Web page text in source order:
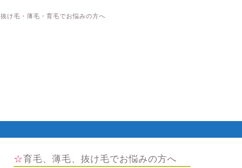
抜け毛・薄毛・育毛でお悩みの方へ
☆育毛、薄毛、抜け毛でお悩みの方へ